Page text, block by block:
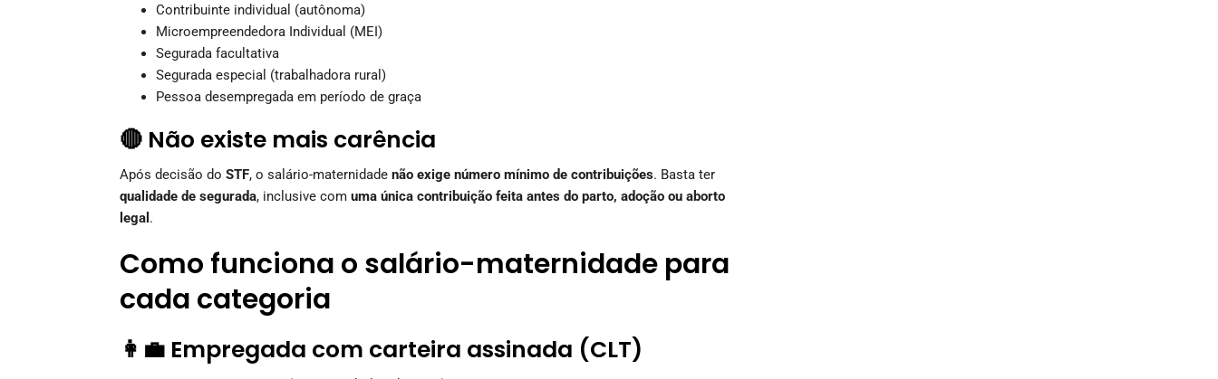
Contribuinte individual (autônoma)
Microempreendedora Individual (MEI)
Segurada facultativa
Segurada especial (trabalhadora rural)
Pessoa desempregada em período de graça
🔴 Não existe mais carência
Após decisão do STF, o salário-maternidade não exige número mínimo de contribuições. Basta ter
qualidade de segurada, inclusive com uma única contribuição feita antes do parto, adoção ou aborto
legal .
Como funciona o salário-maternidade para
cada categoria
👩‍💼 Empregada com carteira assinada (CLT)